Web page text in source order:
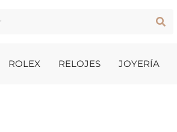
ROLEX RELOJES JOYERÍA